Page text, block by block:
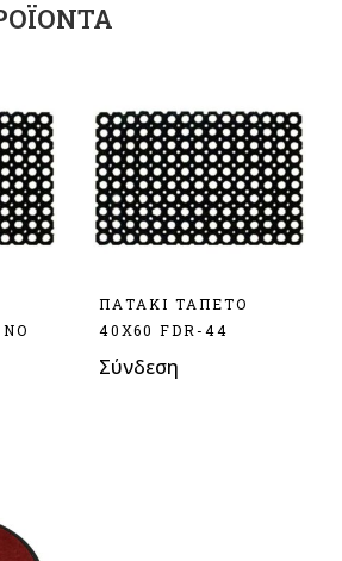
ΝΟ
ΠΑΤΑΚΙ ΤΑΠΕΤΟ
40Χ60 FDR-44
Σύνδεση